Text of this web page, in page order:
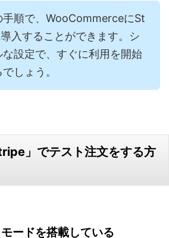
手順で、WooCommerceにSt
入することができます。シ
な設定で、すぐに利用を開始
しょう。
」でテスト注文をする方
ードを搭載している